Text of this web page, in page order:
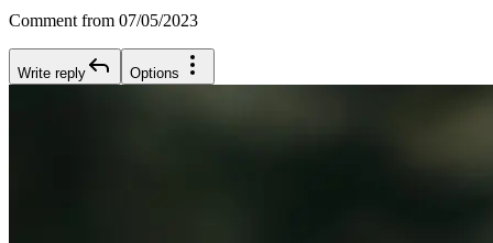
Comment from 07/05/2023
Write reply Options